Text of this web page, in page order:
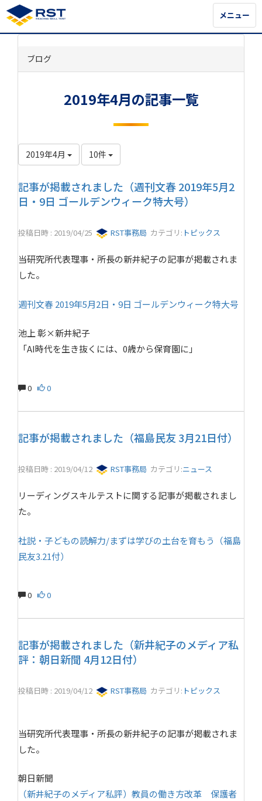
メニュー
メニュー
ブログ
2019年4月の記事一覧
2019年4月 10件
記事が掲載されました（週刊文春 2019年5月2
日・9日 ゴールデンウィーク特大号）
投稿日時 : 2019/04/25 RST事務局 カテゴリ: トピックス
当研究所代表理事・所長の新井紀子の記事が掲載されま
した。
週刊文春 2019年5月2日・9日 ゴールデンウィーク特大号
池上 彰×新井紀子
「AI時代を生き抜くには、0歳から保育園に」
0 0
記事が掲載されました（福島民友 3月21日付）
投稿日時 : 2019/04/12 RST事務局 カテゴリ:ニュース
リーディングスキルテストに関する記事が掲載されまし
た。
社説・子どもの読解力/まずは学びの土台を育もう（福島
民友3.21付）
0 0
記事が掲載されました（新井紀子のメディア私
評：朝日新聞 4月12日付）
投稿日時 : 2019/04/12 RST事務局 カテゴリ: トピックス
当研究所代表理事・所長の新井紀子の記事が掲載されま
した。
朝日新聞
（新井紀子のメディア私評）教員の働き方改革 保護者